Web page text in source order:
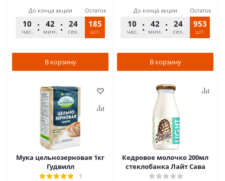
До конца акции
10
час.
42
мин.
24
сек.
Остаток
185
шт.
В корзину
До конца акции
10
час.
42
мин.
24
сек.
Остаток
953
шт.
В корзину
Мука цельнозерновая 1кг
Гудвилл
1
Кедровое молочко 200мл
стеклобанка Лайт Сава